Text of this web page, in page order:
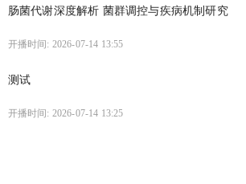
肠菌代谢深度解析 菌群调控与疾病机制研究
开播时间: 2026-07-14 13:55
测试
开播时间: 2026-07-14 13:25